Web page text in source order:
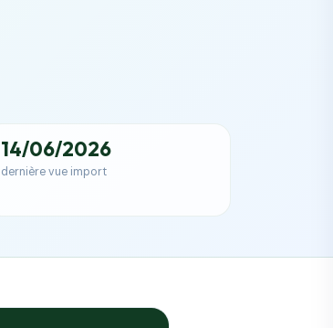
14/06/2026
dernière vue import